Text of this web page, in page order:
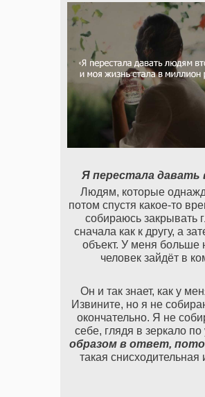
Я перестала
Людям, которые
потом спустя какое-то
собираюсь закрывать
сначала как к другу, а
объект. У меня больше
человек зайдёт в
Он и так знает, как у
Извините, но я не
окончательно. Я не
себе, глядя в зеркало по
образом в ответ,
такая